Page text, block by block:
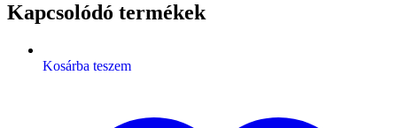
Kapcsolódó termékek
Kosárba teszem